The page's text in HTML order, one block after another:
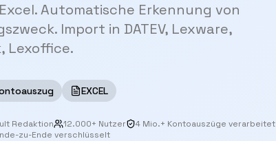
Automatische Erkennung von
Import in DATEV, Lexware,
Lexoffice.
EXCEL
Redaktion 12.000+ Nutzer
4 Mio.+ Kontoauszüge verarbeitet
zu-Ende verschlüsselt